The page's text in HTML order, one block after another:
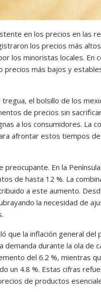
en los precios en las
los precios más
los minoristas locales. En
precios más bajos y
tregua, el bolsillo de los
de precios sin
a los consumidores. La
afrontar estos tiempos
preocupante. En la
de hasta 12 %. La
a este aumento.
la necesidad de
que la inflación general
durante la ola de
del 6.2 %, mientras
un 4.8 %. Estas cifras
de productos